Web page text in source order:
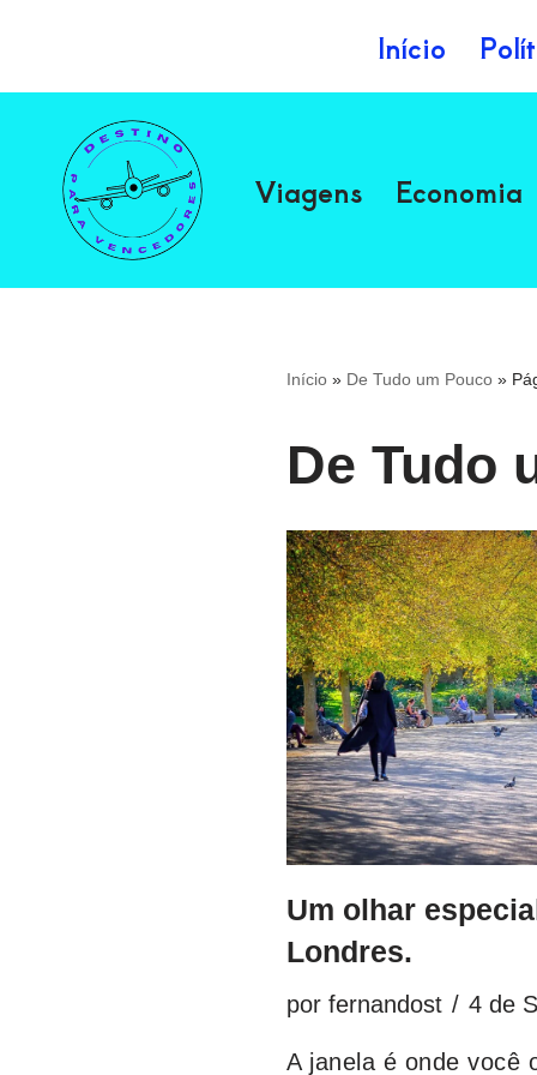
conteúdo
Início
Viagens Economia
Início » De Tudo um Pouco »
De Tudo
Um olhar
Londres.
por fernandost 4 de
A janela é onde você